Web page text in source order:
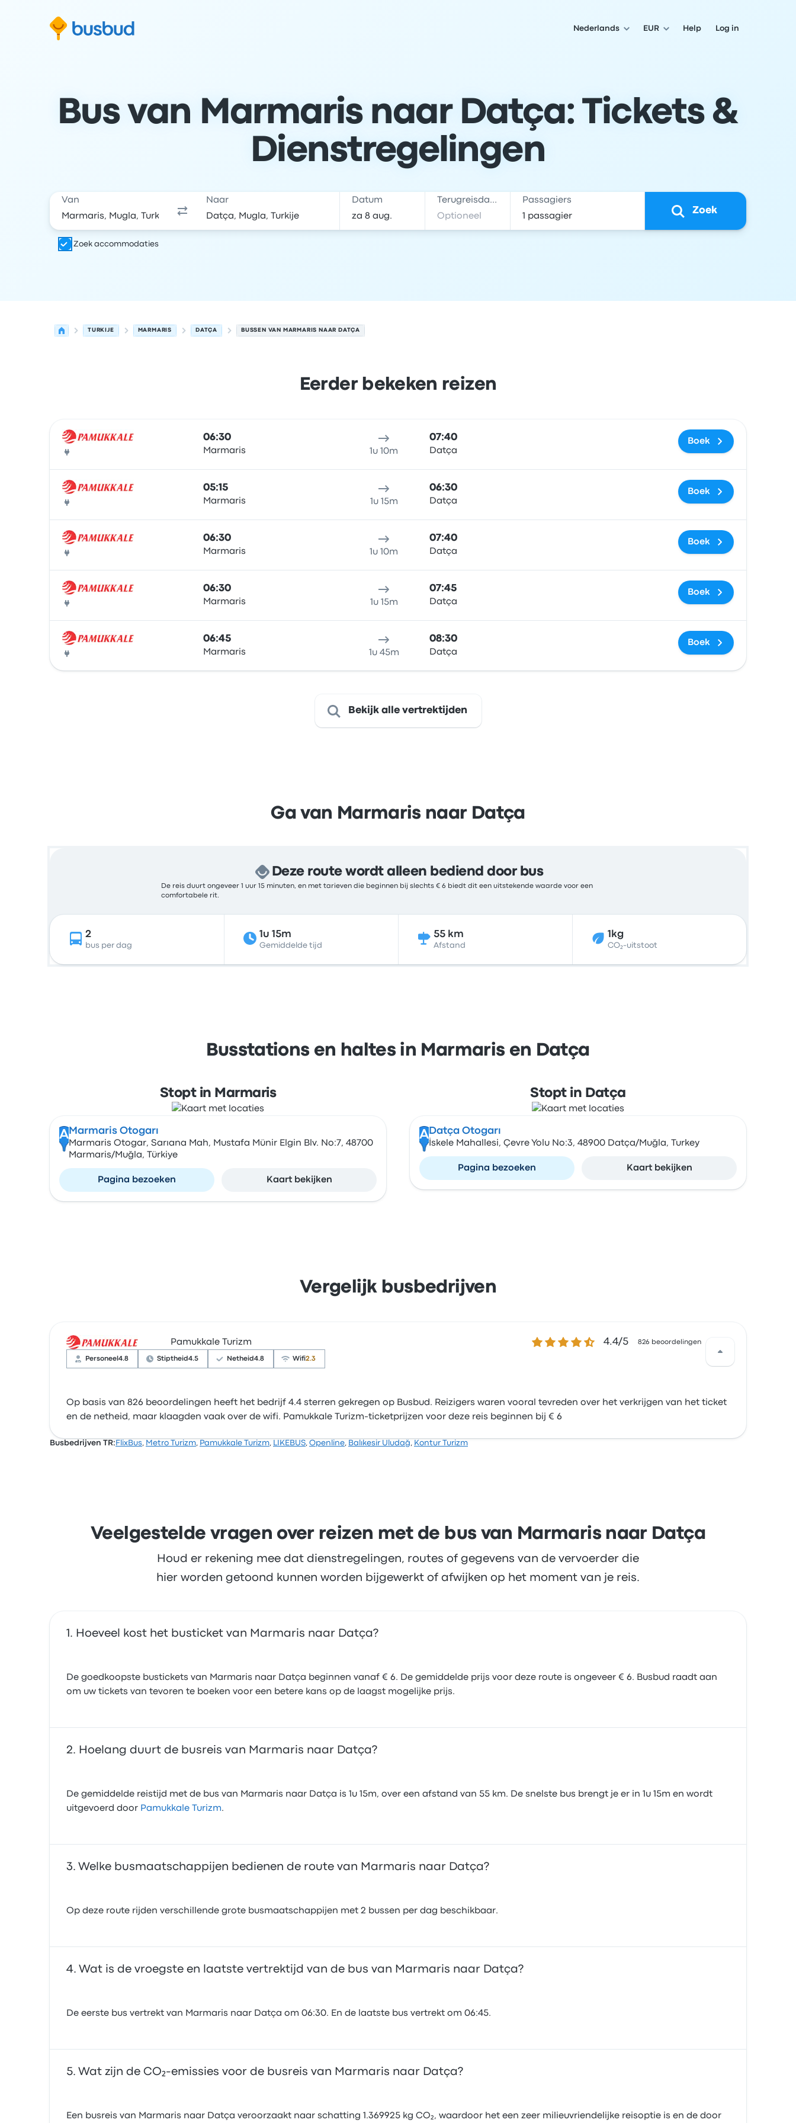
naar het zoekformulier
naar inhoud
Ga naar de footer
Nederlands EUR Help Log in
Bus van Marmaris naar Datça: Tickets &
Dienstregelingen
Van Naar Datum Terugreisdatum Passagiers
Zoek
Zoek accommodaties
TURKIJE MARMARIS DATÇA BUSSEN VAN MARMARIS NAAR DATÇA
Eerder bekeken reizen
Bus
06:30
Marmaris 1u 10m
07:40
Datça
Boek
Bus
05:15
Marmaris 1u 15m
06:30
Datça
Boek
Bus
06:30
Marmaris 1u 10m
07:40
Datça
Boek
Bus
06:30
Marmaris 1u 15m
07:45
Datça
Boek
Bus
06:45
Marmaris 1u 45m
08:30
Datça
Boek
Bekijk alle vertrektijden
Ga van Marmaris naar Datça
Deze route wordt alleen bediend door bus
De reis duurt ongeveer 1 uur 15 minuten, en met tarieven die beginnen bij slechts € 6 biedt dit een uitstekende waarde voor een
comfortabele rit.
2
bus per dag
1u 15m
Gemiddelde tijd
55 km
Afstand
1kg
CO₂-uitstoot
Busstations en haltes in Marmaris en Datça
Stopt in Marmaris
A Marmaris Otogarı
Marmaris Otogar, Sarıana Mah, Mustafa Münir Elgin Blv. No:7, 48700
Marmaris/Muğla, Türkiye
Pagina bezoeken Kaart bekijken
Stopt in Datça
A Datça Otogarı
İskele Mahallesi, Çevre Yolu No:3, 48900 Datça/Muğla, Turkey
Pagina bezoeken Kaart bekijken
Vergelijk busbedrijven
Pamukkale Turizm 4.4 van de 5 sterren4.4/5 826 beoordelingen
Personeel 4.8 Stiptheid 4.5 Netheid 4.8 Wifi2.3
Op basis van 826 beoordelingen heeft het bedrijf 4.4 sterren gekregen op Busbud. Reizigers waren vooral tevreden over het verkrijgen van het ticket
en de netheid, maar klaagden vaak over de wifi. Pamukkale Turizm-ticketprijzen voor deze reis beginnen bij € 6
Busbedrijven TR: FlixBus, Metro Turizm, Pamukkale Turizm, LIKEBUS, Openline, Balıkesir Uludağ, Kontur Turizm
Veelgestelde vragen over reizen met de bus van Marmaris naar Datça
Houd er rekening mee dat dienstregelingen, routes of gegevens van de vervoerder die
hier worden getoond kunnen worden bijgewerkt of afwijken op het moment van je reis.
Hoeveel kost het busticket van Marmaris naar Datça?
De goedkoopste bustickets van Marmaris naar Datça beginnen vanaf € 6. De gemiddelde prijs voor deze route is ongeveer € 6. Busbud raadt aan
om uw tickets van tevoren te boeken voor een betere kans op de laagst mogelijke prijs.
Hoelang duurt de busreis van Marmaris naar Datça?
De gemiddelde reistijd met de bus van Marmaris naar Datça is 1u 15m, over een afstand van 55 km. De snelste bus brengt je er in 1u 15m en wordt
uitgevoerd door Pamukkale Turizm.
Welke busmaatschappijen bedienen de route van Marmaris naar Datça?
Op deze route rijden verschillende grote busmaatschappijen met 2 bussen per dag beschikbaar.
Wat is de vroegste en laatste vertrektijd van de bus van Marmaris naar Datça?
De eerste bus vertrekt van Marmaris naar Datça om 06:30. En de laatste bus vertrekt om 06:45.
Wat zijn de CO₂-emissies voor de busreis van Marmaris naar Datça?
Een busreis van Marmaris naar Datça veroorzaakt naar schatting 1.369925 kg CO₂, waardoor het een zeer milieuvriendelijke reisoptie is en de door